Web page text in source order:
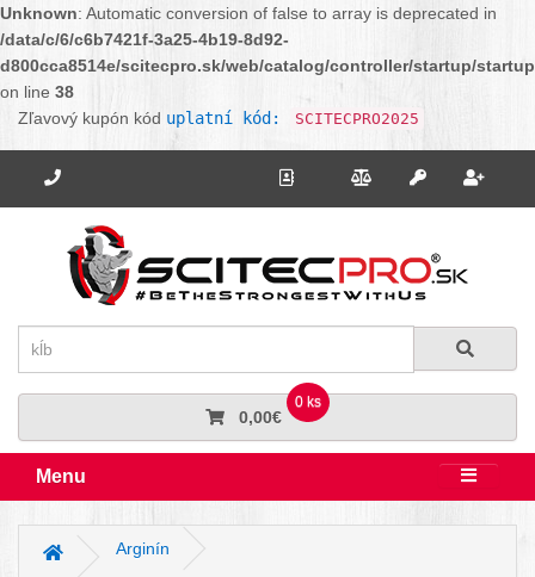
Unknown: Automatic conversion of false to array is deprecated in
/data/c/6/c6b7421f-3a25-4b19-8d92-
d800cca8514e/scitecpro.sk/web/catalog/controller/startup/
on line 38
Zľavový kupón kód uplatní kód: SCITECPRO2025
Potrebujete poradiť? Zavolajte nám. Kontakt Porovnanie
Prihlásiť sa
Hľadať
0 ks
0,00€
Menu
Hlavná stránka
Arginín